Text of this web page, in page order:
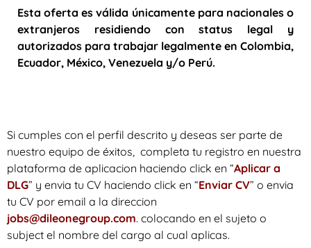
Esta oferta es válida únicamente para nacionales o
extranjeros residiendo con status legal y
autorizados para trabajar legalmente en Colombia,
Ecuador, México, Venezuela y/o Perú.
Si cumples con el perfil descrito y deseas ser parte de
nuestro equipo de éxitos, completa tu registro en nuestra
plataforma de aplicacion haciendo click en “Aplicar a
DLG” y envia tu CV haciendo click en “Enviar CV” o envia
tu CV por email a la direccion
jobs@dileonegroup.com. colocando en el sujeto o
subject el nombre del cargo al cual aplicas.